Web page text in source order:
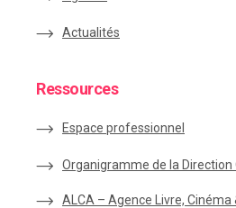
Actualités
Ressources
Espace professionnel
Organigramme de la
ALCA – Agence Livre, Cinéma